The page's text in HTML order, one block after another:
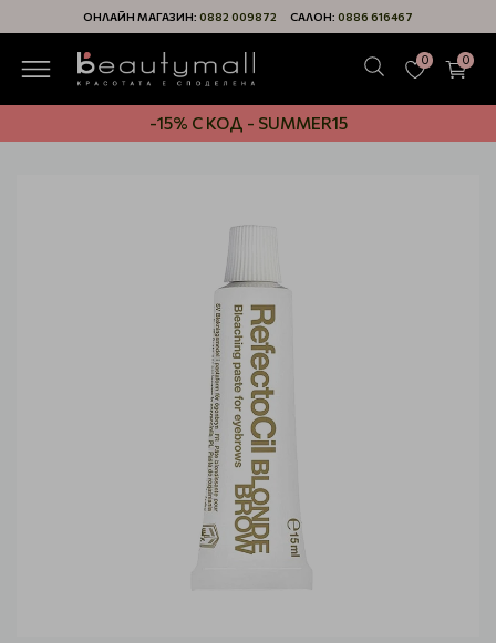
ОНЛАЙН МАГАЗИН: 0882 009872 САЛОН: 0886 616467
0 0
-15% С КОД - SUMMER15